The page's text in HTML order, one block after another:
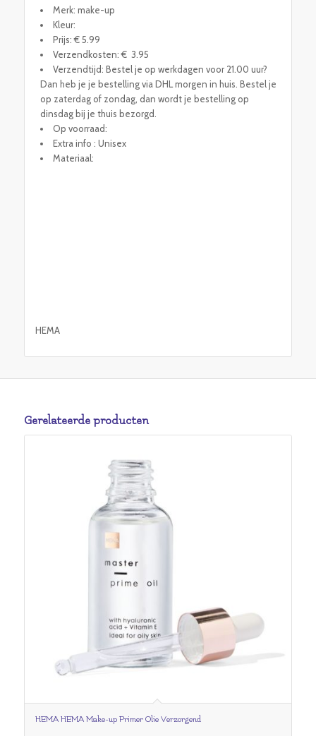
Merk: make-up
Kleur:
Prijs: € 5.99
Verzendkosten: € 3.95
Verzendtijd: Bestel je op werkdagen voor 21.00 uur?
Dan heb je je bestelling via DHL morgen in huis. Bestel je
op zaterdag of zondag, dan wordt je bestelling op
dinsdag bij je thuis bezorgd.
Op voorraad:
Extra info : Unisex
Materiaal:
HEMA
Gerelateerde producten
HEMA HEMA Make-up Primer Olie Verzorgend